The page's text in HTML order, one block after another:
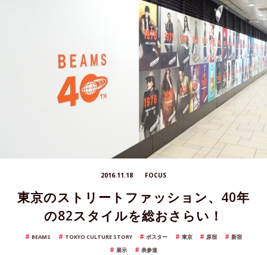
2016.11.18 FOCUS
東京のストリートファッション、40年
の82スタイルを総おさらい！
BEAMS TOKYO CULTURE STORY ポスター 東京 原宿
新宿
展示
表参道